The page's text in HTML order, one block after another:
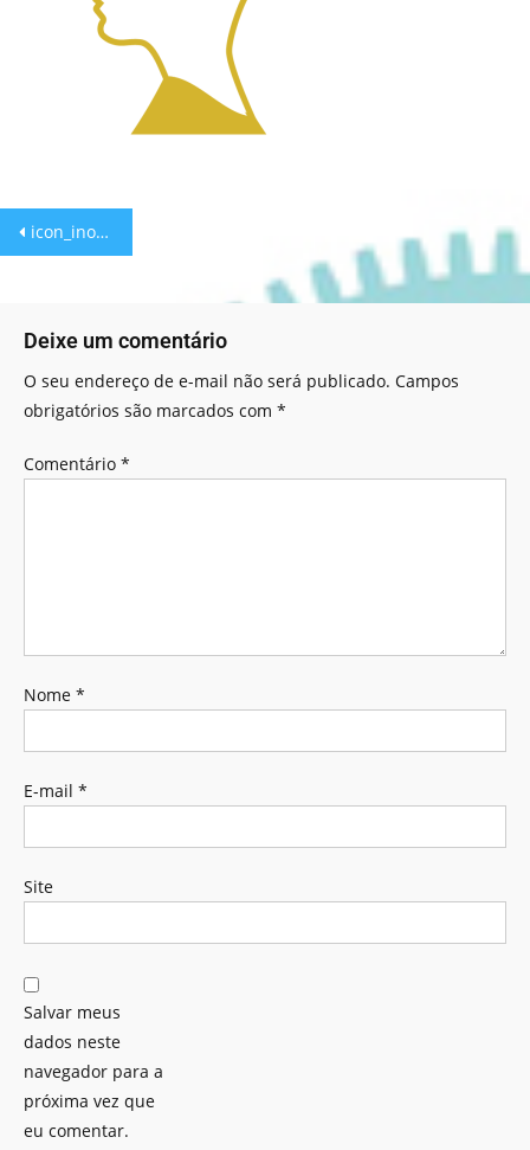
icon_inovacao
Deixe um comentário
O seu endereço de e-mail não será publicado. Campos
obrigatórios são marcados com *
Comentário *
Nome *
E-mail *
Site
Salvar meus
dados neste
navegador para a
próxima vez que
eu comentar.